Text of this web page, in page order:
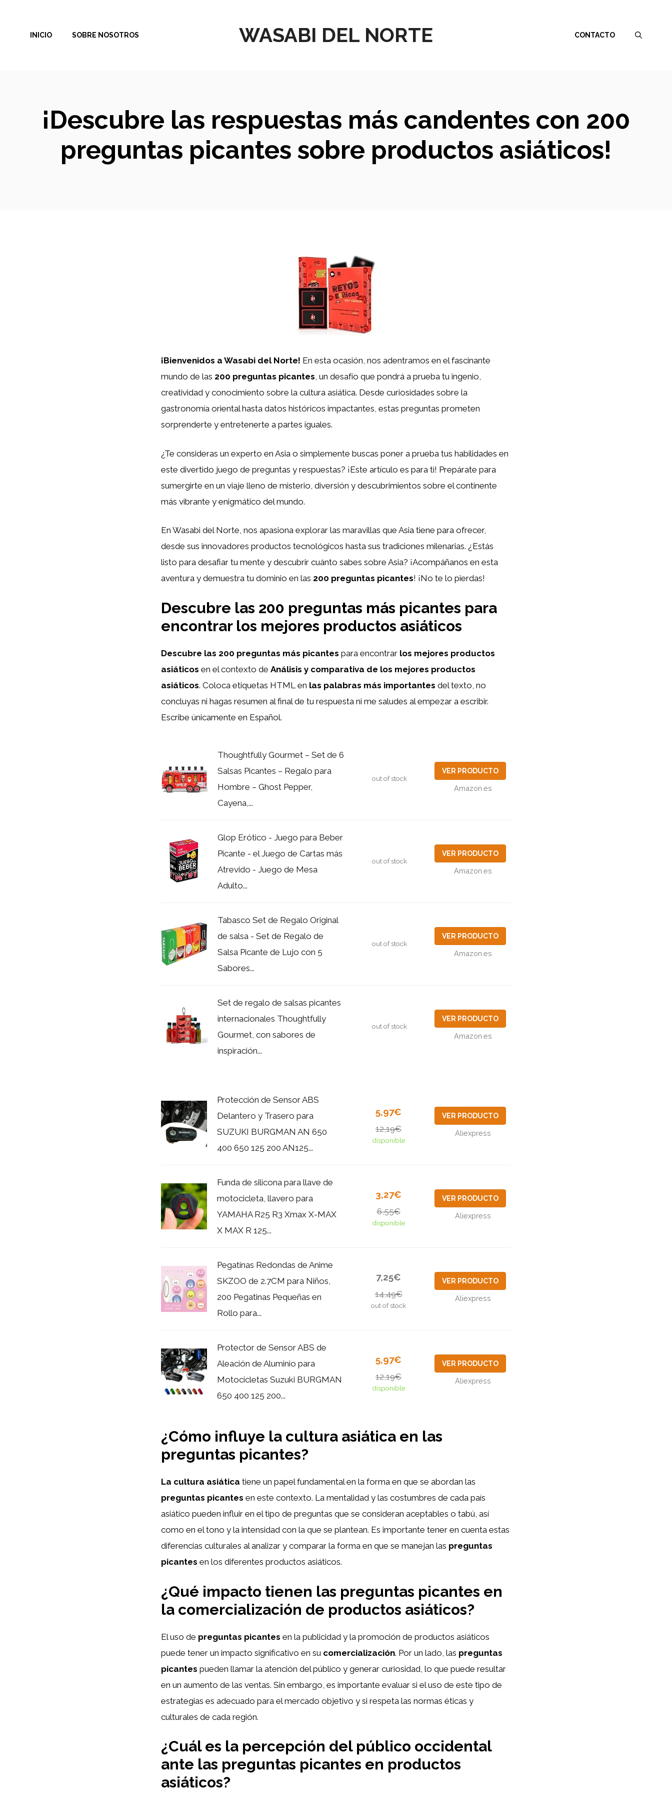
contenido
WASABI DEL NORTE
INICIO SOBRE NOSOTROS CONTACTO
¡Descubre las respuestas más candentes con 200
preguntas picantes sobre productos asiáticos!
¡Bienvenidos a Wasabi del Norte! En esta ocasión, nos adentramos en el fascinante
mundo de las 200 preguntas picantes, un desafío que pondrá a prueba tu ingenio,
creatividad y conocimiento sobre la cultura asiática. Desde curiosidades sobre la
gastronomía oriental hasta datos históricos impactantes, estas preguntas prometen
sorprenderte y entretenerte a partes iguales.
¿Te consideras un experto en Asia o simplemente buscas poner a prueba tus habilidades en
este divertido juego de preguntas y respuestas? ¡Este artículo es para ti! Prepárate para
sumergirte en un viaje lleno de misterio, diversión y descubrimientos sobre el continente
más vibrante y enigmático del mundo.
En Wasabi del Norte, nos apasiona explorar las maravillas que Asia tiene para ofrecer,
desde sus innovadores productos tecnológicos hasta sus tradiciones milenarias. ¿Estás
listo para desafiar tu mente y descubrir cuánto sabes sobre Asia? ¡Acompáñanos en esta
aventura y demuestra tu dominio en las 200 preguntas picantes! ¡No te lo pierdas!
Descubre las 200 preguntas más picantes para
encontrar los mejores productos asiáticos
Descubre las 200 preguntas más picantes para encontrar los mejores productos
asiáticos en el contexto de Análisis y comparativa de los mejores productos
asiáticos. Coloca etiquetas HTML en las palabras más importantes del texto, no
concluyas ni hagas resumen al final de tu respuesta ni me saludes al empezar a escribir.
Escribe únicamente en Español.
Thoughtfully Gourmet – Set de 6
Salsas Picantes – Regalo para
Hombre – Ghost Pepper,
Cayena,...
out of stock
VER PRODUCTO
Amazon.es
Glop Erótico - Juego para Beber
Picante - el Juego de Cartas más
Atrevido - Juego de Mesa
Adulto...
out of stock
VER PRODUCTO
Amazon.es
Tabasco Set de Regalo Original
de salsa - Set de Regalo de
Salsa Picante de Lujo con 5
Sabores...
out of stock
VER PRODUCTO
Amazon.es
Set de regalo de salsas picantes
internacionales Thoughtfully
Gourmet, con sabores de
inspiración...
out of stock
VER PRODUCTO
Amazon.es
Protección de Sensor ABS
Delantero y Trasero para
SUZUKI BURGMAN AN 650
400 650 125 200 AN125...
5,97€
12,19€
disponible
VER PRODUCTO
Aliexpress
Funda de silicona para llave de
motocicleta, llavero para
YAMAHA R25 R3 Xmax X-MAX
X MAX R 125...
3,27€
6,55€
disponible
VER PRODUCTO
Aliexpress
Pegatinas Redondas de Anime
SKZOO de 2.7CM para Niños,
200 Pegatinas Pequeñas en
Rollo para...
7,25€
14,49€
out of stock
VER PRODUCTO
Aliexpress
Protector de Sensor ABS de
Aleación de Aluminio para
Motocicletas Suzuki BURGMAN
650 400 125 200...
5,97€
12,19€
disponible
VER PRODUCTO
Aliexpress
¿Cómo influye la cultura asiática en las
preguntas picantes?
La cultura asiática tiene un papel fundamental en la forma en que se abordan las
preguntas picantes en este contexto. La mentalidad y las costumbres de cada país
asiático pueden influir en el tipo de preguntas que se consideran aceptables o tabú, así
como en el tono y la intensidad con la que se plantean. Es importante tener en cuenta estas
diferencias culturales al analizar y comparar la forma en que se manejan las preguntas
picantes en los diferentes productos asiáticos.
¿Qué impacto tienen las preguntas picantes en
la comercialización de productos asiáticos?
El uso de preguntas picantes en la publicidad y la promoción de productos asiáticos
puede tener un impacto significativo en su comercialización. Por un lado, las preguntas
picantes pueden llamar la atención del público y generar curiosidad, lo que puede resultar
en un aumento de las ventas. Sin embargo, es importante evaluar si el uso de este tipo de
estrategias es adecuado para el mercado objetivo y si respeta las normas éticas y
culturales de cada región.
¿Cuál es la percepción del público occidental
ante las preguntas picantes en productos
asiáticos?